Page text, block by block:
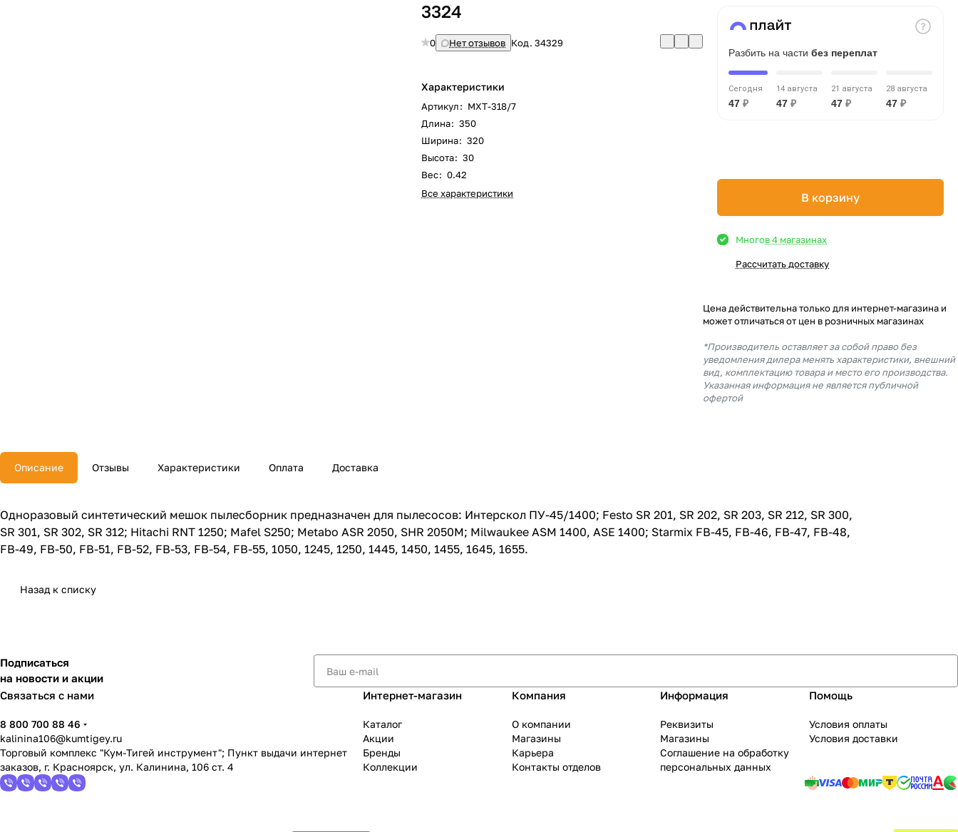
3324
0 Нет отзывов Код.34329
Характеристики
Артикул: MXT-318/7
Длина: 350
Ширина: 320
Высота: 30
Вес: 0.42
Все характеристики
Разбить на части без переплат
Сегодня
47 ₽
14 августа
47 ₽
21 августа
47 ₽
28 августа
47 ₽
В корзину
Многов 4 магазинах
Рассчитать доставку
Цена действительна только для интернет-магазина и
может отличаться от цен в розничных магазинах
*Производитель оставляет за собой право без
уведомления дилера менять характеристики, внешний
вид, комплектацию товара и место его производства.
Указанная информация не является публичной
офертой
Описание Отзывы Характеристики Оплата Доставка
Одноразовый синтетический мешок пылесборник предназначен для пылесосов: Интерскол ПУ-45/1400; Festo SR 201, SR 202, SR 203, SR 212, SR 300,
SR 301, SR 302, SR 312; Hitachi RNT 1250; Mafel S250; Metabo ASR 2050, SHR 2050M; Milwaukee ASM 1400, ASE 1400; Starmix FB-45, FB-46, FB-47, FB-48,
FB-49, FB-50, FB-51, FB-52, FB-53, FB-54, FB-55, 1050, 1245, 1250, 1445, 1450, 1455, 1645, 1655.
Назад к списку
Подписаться
на новости и акции
Связаться с нами
8 800 700 88 46
kalinina106@kumtigey.ru
Торговый комплекс "Кум-Тигей инструмент"; Пункт выдачи интернет
заказов, г. Красноярск, ул. Калинина, 106 ст. 4
Интернет-магазин
Каталог
Акции
Бренды
Коллекции
Компания
О компании
Магазины
Карьера
Контакты отделов
Информация
Реквизиты
Магазины
Соглашение на обработку
персональных данных
Помощь
Условия оплаты
Условия доставки
Добавляйте товары
выбранный способом
Оставшиеся75